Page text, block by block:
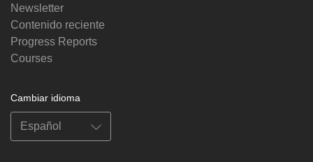
Newsletter
Contenido reciente
Progress Reports
Courses
Cambiar idioma